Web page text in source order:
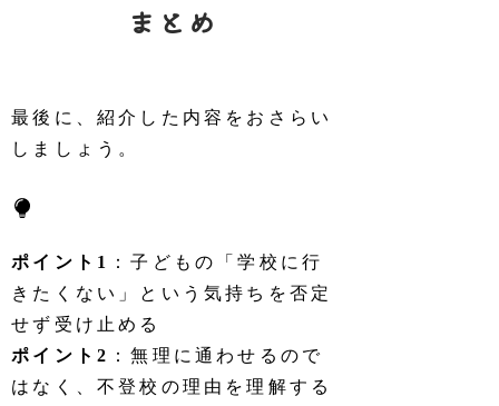
まとめ
最後に、紹介した内容をおさらい
しましょう。
ポイント1
：子どもの「学校に行
きたくない」という気持ちを否定
せず受け止める
ポイント2 ：無理に通わせるので
はなく、不登校の理由を理解する